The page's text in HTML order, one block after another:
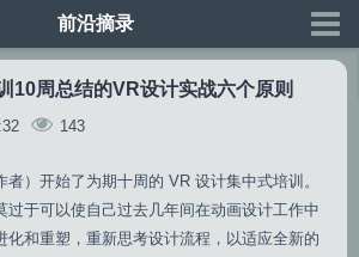
前沿摘录
10周总结的VR设计实战六个原则
143
）开始了为期十周的 VR 设计集中式培训。
过于可以使自己过去几年间在动画设计工作中
化和重塑，重新思考设计流程，以适应全新的